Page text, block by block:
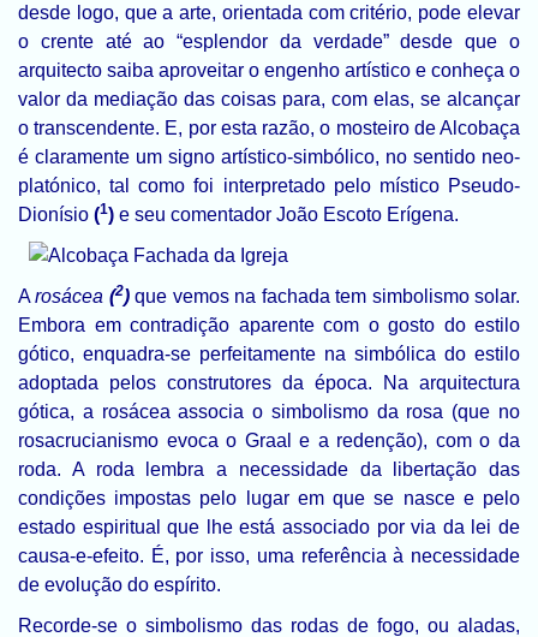
desde logo, que a arte, orientada com critério, pode elevar
o crente até ao “esplendor da verdade” desde que o
arquitecto saiba aproveitar o engenho artístico e conheça o
valor da mediação das coisas para, com elas, se alcançar
o transcendente. E, por esta razão, o mosteiro de Alcobaça
é claramente um signo artístico-simbólico, no sentido neo-
platónico, tal como foi interpretado pelo místico Pseudo-
Dionísio (1) e seu comentador João Escoto Erígena.
Arosácea (2)que vemos na fachada tem simbolismo solar.
Embora em contradição aparente com o gosto do estilo
gótico, enquadra-se perfeitamente na simbólica do estilo
adoptada pelos construtores da época. Na arquitectura
gótica, a rosácea associa o simbolismo da rosa (que no
rosacrucianismo evoca o Graal e a redenção), com o da
roda. A roda lembra a necessidade da libertação das
condições impostas pelo lugar em que se nasce e pelo
estado espiritual que lhe está associado por via da lei de
causa-e-efeito. É, por isso, uma referência à necessidade
de evolução do espírito.
Recorde-se o simbolismo das rodas de fogo, ou aladas,